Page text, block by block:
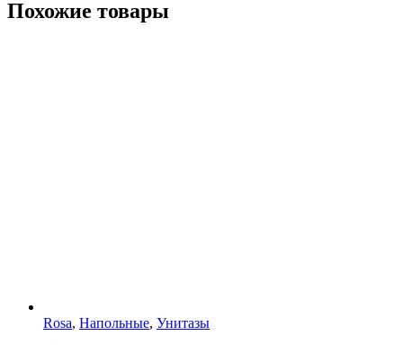
Похожие товары
Rosa, Напольные, Унитазы